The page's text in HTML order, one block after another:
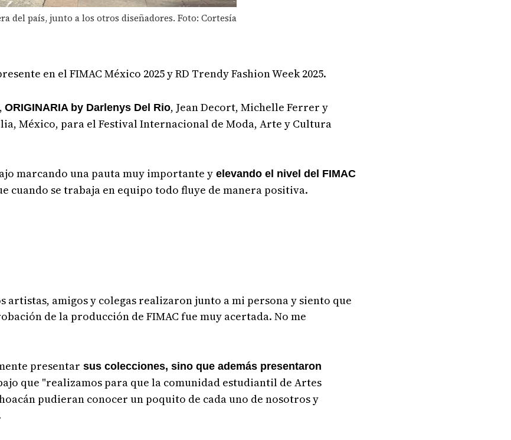
del país, junto a los otros diseñadores. Foto: Cortesía
en el FIMAC México 2025 y RD Trendy Fashion Week 2025.
ORIGINARIA by Darlenys Del Rio, Jean Decort, Michelle Ferrer y
México, para el Festival Internacional de Moda, Arte y Cultura
marcando una pauta muy importante y elevando el nivel del FIMAC
se trabaja en equipo todo fluye de manera positiva.
amigos y colegas realizaron junto a mi persona y siento que
de la producción de FIMAC fue muy acertada. No me
presentar sus colecciones, sino que además presentaron
que "realizamos para que la comunidad estudiantil de Artes
pudieran conocer un poquito de cada uno de nosotros y